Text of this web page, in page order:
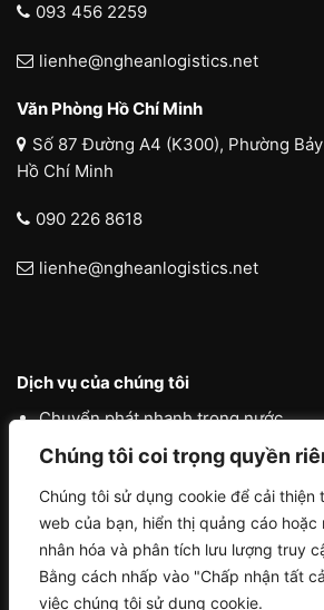
Chúng tôi coi trọng quyền
Chúng tôi sử dụng cookie để cải thiện
web của bạn, hiển thị quảng cáo hoặc
nhân hóa và phân tích lưu lượng truy
Bằng cách nhấp vào "Chấp nhận tất
việc chúng tôi sử dụng cookie.
093 456 2259
lienhe@ngheanlogistics.net
Văn Phòng Hồ Chí Minh
Số 87 Đường A4 (K300), Phường
Hồ Chí Minh
090 226 8618
lienhe@ngheanlogistics.net
Dịch vụ của chúng tôi
Chuyển phát nhanh trong nước
Chuyển phát nhanh quốc tế
Liên vận quốc tế
Logistics vận tải nội địa